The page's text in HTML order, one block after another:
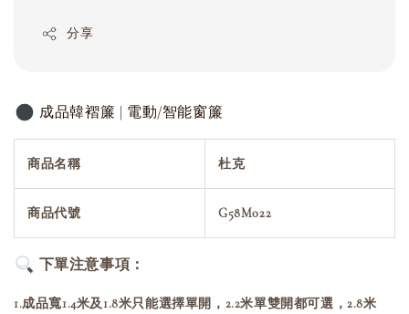
分享
成品韓褶簾 | 電動/智能窗簾
商品名稱 杜克
商品代號 G58M022
下單注意事項：
1.成品寬1.4米及1.8米只能選擇單開，2.2米單雙開都可選，2.8米